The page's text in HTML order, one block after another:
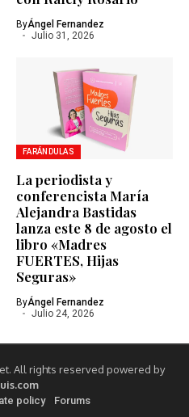
ByÁngel Fernandez
Julio 31, 2026
FARÁNDULAS
La periodista y
conferencista María
Alejandra Bastidas
lanza este 8 de agosto el
libro «Madres
FUERTES, Hijas
Seguras»
ByÁngel Fernandez
Julio 24, 2026
All rights reserved powered by
policy Forums